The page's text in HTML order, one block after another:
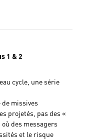
1 & 2
cycle, une série
de missives
projetés, pas des «
des messagers
et le risque